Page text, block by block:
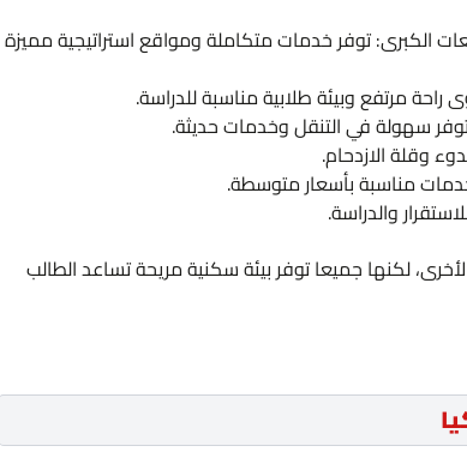
الكبرى: توفر خدمات متكاملة ومواقع استراتيجية مميزة
مرتفع وبيئة طلابية مناسبة للدراسة.
سهولة في التنقل وخدمات حديثة.
وقلة الازدحام.
مناسبة بأسعار متوسطة.
والدراسة.
لكنها جميعا توفر بيئة سكنية مريحة تساعد الطالب